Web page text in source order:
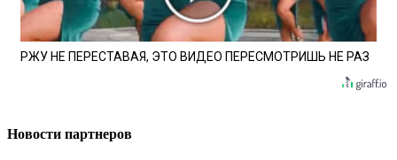
РЖУ НЕ ПЕРЕСТАВАЯ, ЭТО ВИДЕО ПЕРЕСМОТРИШЬ НЕ РАЗ
Новости партнеров